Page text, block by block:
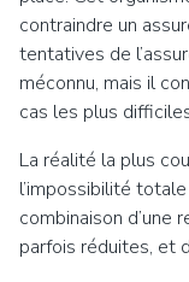
contraindre un
tentatives de
méconnu, mais il
cas les plus
La réalité la plus
l’impossibilité
combinaison d’une
parfois réduites, et